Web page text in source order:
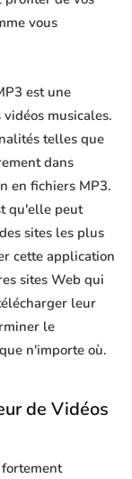
vous
est une
musicales.
telles que
dans
en fichiers MP3.
qu'elle peut
sites les plus
cette application
sites Web qui
leur
le
n'importe où.
de Vidéos